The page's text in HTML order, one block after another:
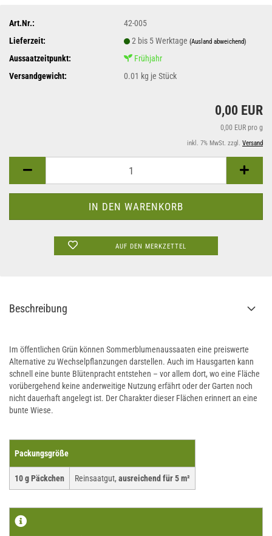
Art.Nr.:
42-005
Lieferzeit:
2 bis 5 Werktage(Ausland abweichend)
Aussaatzeitpunkt:
Frühjahr
Versandgewicht:
0.01 kg je Stück
0,00 EUR
0,00 EUR pro g
inkl. 7% MwSt. zzgl. Versand
AUF DEN MERKZETTEL
Beschreibung
Im öffentlichen Grün können Sommerblumenaussaaten eine preiswerte
Alternative zu Wechselpflanzungen darstellen. Auch im Hausgarten kann
schnell eine bunte Blütenpracht entstehen – vor allem dort, wo eine Fläche
vorübergehend keine anderweitige Nutzung erfährt oder der Garten noch
nicht dauerhaft angelegt ist. Der Charakter dieser Flächen erinnert an eine
bunte Wiese.
Packungsgröße
10 g Päckchen Reinsaatgut, ausreichend für 5 m²